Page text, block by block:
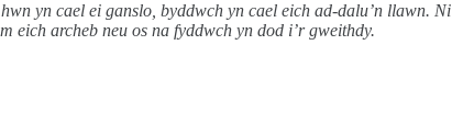
yn cael ei ganslo, byddwch yn cael eich ad-dalu’n llawn. Ni
eich archeb neu os na fyddwch yn dod i’r gweithdy.